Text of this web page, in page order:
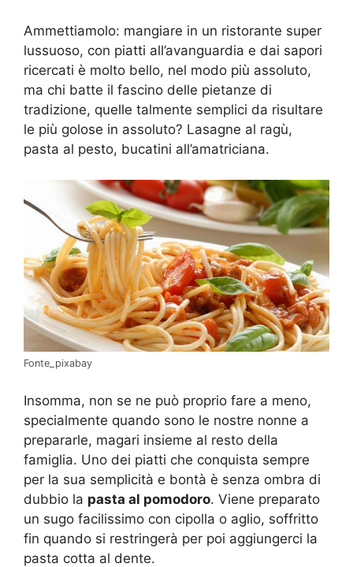
Ammettiamolo: mangiare in un ristorante super
lussuoso, con piatti all’avanguardia e dai sapori
ricercati è molto bello, nel modo più assoluto,
ma chi batte il fascino delle pietanze di
tradizione, quelle talmente semplici da risultare
le più golose in assoluto? Lasagne al ragù,
pasta al pesto, bucatini all’amatriciana.
Fonte_pixabay
Insomma, non se ne può proprio fare a meno,
specialmente quando sono le nostre nonne a
prepararle, magari insieme al resto della
famiglia. Uno dei piatti che conquista sempre
per la sua semplicità e bontà è senza ombra di
dubbio la pasta al pomodoro. Viene preparato
un sugo facilissimo con cipolla o aglio, soffritto
fin quando si restringerà per poi aggiungerci la
pasta cotta al dente.